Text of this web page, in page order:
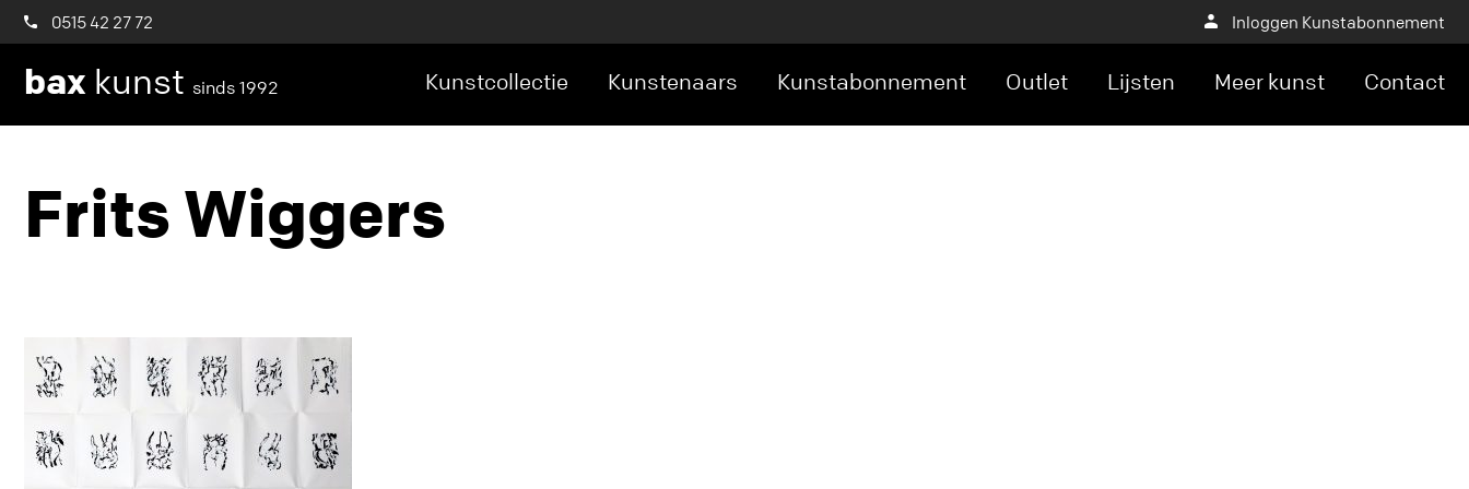
0515 42 27 72 Inloggen Kunstabonnement
bax kunst sinds 1992 Kunstcollectie Kunstenaars Kunstabonnement Outlet Lijsten Meer kunst Contact
Frits Wiggers